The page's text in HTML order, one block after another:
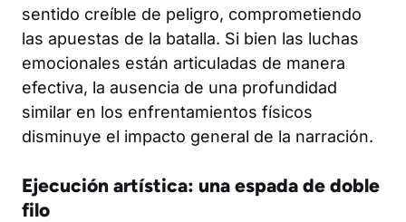
sentido creíble de peligro, comprometiendo
las apuestas de la batalla. Si bien las luchas
emocionales están articuladas de manera
efectiva, la ausencia de una profundidad
similar en los enfrentamientos físicos
disminuye el impacto general de la narración.
Ejecución artística: una espada de doble
filo